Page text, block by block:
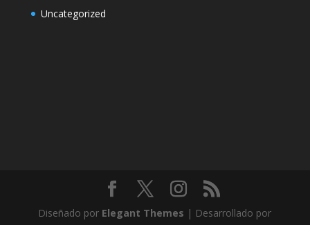
Uncategorized
Diseñado por Elegant Themes | Desarrollado por